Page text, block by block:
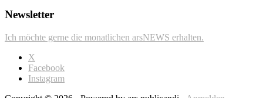
Newsletter
Ich möchte gerne die monatlichen arsNEWS erhalten.
X
Facebook
Instagram